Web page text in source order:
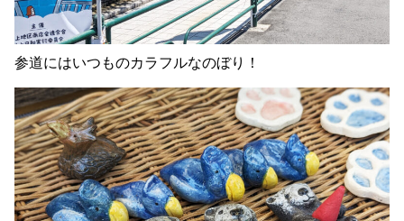
参道にはいつものカラフルなのぼり！